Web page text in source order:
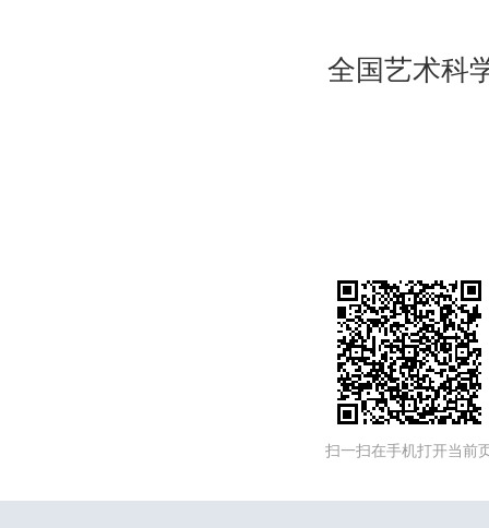
全国艺术科学
扫一扫在手机打开当前